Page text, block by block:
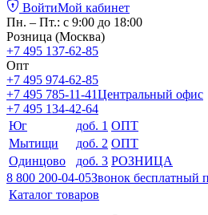
ВойтиМой кабинет
Пн. – Пт.: с 9:00 до 18:00
Розница (Москва)
+7 495 137-62-85
Опт
+7 495 974-62-85
+7 495 785-11-41Центральный офис
+7 495 134-42-64
Юг
доб. 1 ОПТ
Мытищи
доб. 2 ОПТ
Одинцово
доб. 3 РОЗНИЦА
8 800 200-04-05Звонок бесплатный
Каталог товаров